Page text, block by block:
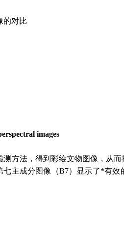
的对比
images
方法，得到彩绘文物图像，从
主成分图像（B7）显示了*有